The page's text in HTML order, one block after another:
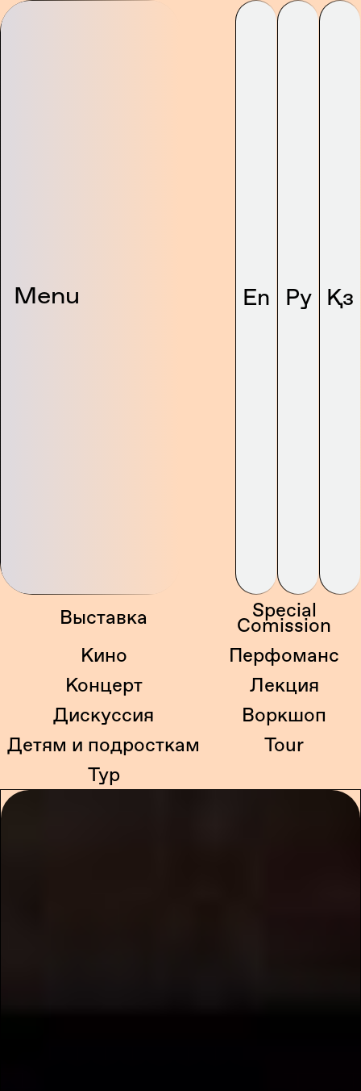
Menu En Ру Қз
Выставка Special
Comission
Кино
Перфоманс
Концерт
Лекция
Дискуссия
Воркшоп
Детям и подросткам
Tour
Тур